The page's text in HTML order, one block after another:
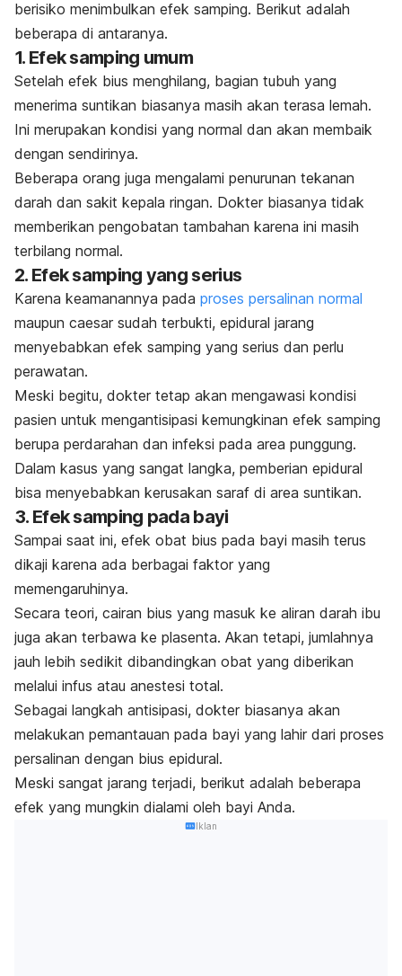
berisiko menimbulkan efek samping. Berikut adalah
beberapa di antaranya.
1. Efek samping umum
Setelah efek bius menghilang, bagian tubuh yang
menerima suntikan biasanya masih akan terasa lemah.
Ini merupakan kondisi yang normal dan akan membaik
dengan sendirinya.
Beberapa orang juga mengalami penurunan tekanan
darah dan sakit kepala ringan. Dokter biasanya tidak
memberikan pengobatan tambahan karena ini masih
terbilang normal.
2. Efek samping yang serius
Karena keamanannya pada proses persalinan normal
maupun caesar sudah terbukti, epidural jarang
menyebabkan efek samping yang serius dan perlu
perawatan.
Meski begitu, dokter tetap akan mengawasi kondisi
pasien untuk mengantisipasi kemungkinan efek samping
berupa perdarahan dan infeksi pada area punggung.
Dalam kasus yang sangat langka, pemberian epidural
bisa menyebabkan kerusakan saraf di area suntikan.
3. Efek samping pada bayi
Sampai saat ini, efek obat bius pada bayi masih terus
dikaji karena ada berbagai faktor yang
memengaruhinya.
Secara teori, cairan bius yang masuk ke aliran darah ibu
juga akan terbawa ke plasenta. Akan tetapi, jumlahnya
jauh lebih sedikit dibandingkan obat yang diberikan
melalui infus atau anestesi total.
Sebagai langkah antisipasi, dokter biasanya akan
melakukan pemantauan pada bayi yang lahir dari proses
persalinan dengan bius epidural.
Meski sangat jarang terjadi, berikut adalah beberapa
efek yang mungkin dialami oleh bayi Anda.
Iklan